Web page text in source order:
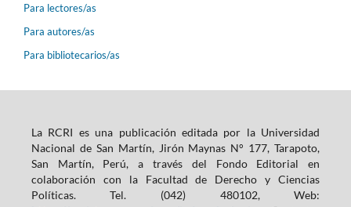
Para lectores/as
Para autores/as
Para bibliotecarios/as
La RCRI es una publicación editada por la Universidad
Nacional de San Martín, Jirón Maynas N° 177, Tarapoto,
San Martín, Perú, a través del Fondo Editorial en
colaboración con la Facultad de Derecho y Ciencias
Políticas. Tel. (042) 480102, Web: